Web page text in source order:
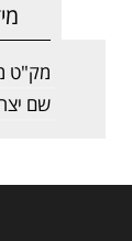
מק"ט
שם